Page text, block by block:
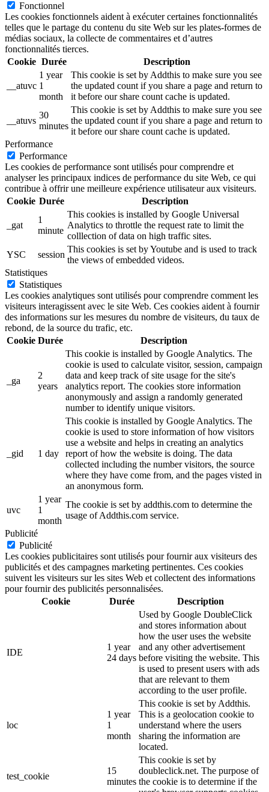
Fonctionnel
Les cookies fonctionnels aident à exécuter certaines fonctionnalités
telles que le partage du contenu du site Web sur les plates-formes de
médias sociaux, la collecte de commentaires et d’autres
fonctionnalités tierces.
Cookie Durée Description
__atuvc
1 year
1
month
This cookie is set by Addthis to make sure you see
the updated count if you share a page and return to
it before our share count cache is updated.
__atuvs
30
minutes
This cookie is set by Addthis to make sure you see
the updated count if you share a page and return to
it before our share count cache is updated.
Performance
Performance
Les cookies de performance sont utilisés pour comprendre et
analyser les principaux indices de performance du site Web, ce qui
contribue à offrir une meilleure expérience utilisateur aux visiteurs.
Cookie Durée Description
_gat
1
minute
This cookies is installed by Google Universal
Analytics to throttle the request rate to limit the
colllection of data on high traffic sites.
YSC
session
This cookies is set by Youtube and is used to track
the views of embedded videos.
Statistiques
Statistiques
Les cookies analytiques sont utilisés pour comprendre comment les
visiteurs interagissent avec le site Web. Ces cookies aident à fournir
des informations sur les mesures du nombre de visiteurs, du taux de
rebond, de la source du trafic, etc.
Cookie Durée Description
_ga
2
years
This cookie is installed by Google Analytics. The
cookie is used to calculate visitor, session, campaign
data and keep track of site usage for the site's
analytics report. The cookies store information
anonymously and assign a randomly generated
number to identify unique visitors.
_gid 1 day
This cookie is installed by Google Analytics. The
cookie is used to store information of how visitors
use a website and helps in creating an analytics
report of how the website is doing. The data
collected including the number visitors, the source
where they have come from, and the pages visted in
an anonymous form.
uvc
1 year
1
month
The cookie is set by addthis.com to determine the
usage of Addthis.com service.
Publicité
Publicité
Les cookies publicitaires sont utilisés pour fournir aux visiteurs des
publicités et des campagnes marketing pertinentes. Ces cookies
suivent les visiteurs sur les sites Web et collectent des informations
pour fournir des publicités personnalisées.
Cookie
Durée Description
IDE
1 year
24 days
Used by Google DoubleClick
and stores information about
how the user uses the website
and any other advertisement
before visiting the website. This
is used to present users with ads
that are relevant to them
according to the user profile.
loc
1 year
1
month
This cookie is set by Addthis.
This is a geolocation cookie to
understand where the users
sharing the information are
located.
test_cookie
15
minutes
This cookie is set by
doubleclick.net. The purpose of
the cookie is to determine if the